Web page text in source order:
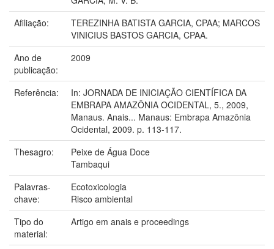
Afiliação:
TEREZINHA BATISTA GARCIA, CPAA; MARCOS
VINICIUS BASTOS GARCIA, CPAA.
Ano de
publicação:
2009
Referência:
In: JORNADA DE INICIAÇÃO CIENTÍFICA DA
EMBRAPA AMAZÔNIA OCIDENTAL, 5., 2009,
Manaus. Anais... Manaus: Embrapa Amazônia
Ocidental, 2009. p. 113-117.
Thesagro:
Peixe de Água Doce
Tambaqui
Palavras-
chave:
Ecotoxicologia
Risco ambiental
Tipo do
material:
Artigo em anais e proceedings